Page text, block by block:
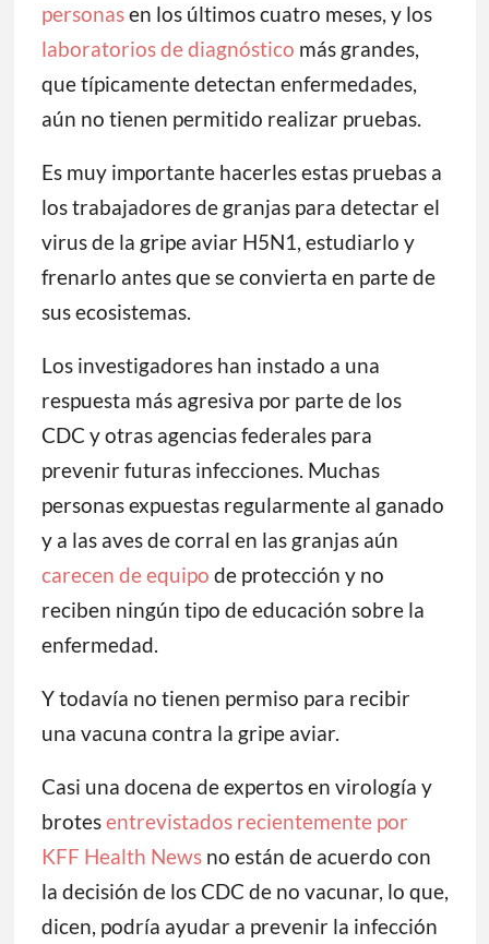
personasen los últimos cuatro meses, y los
laboratorios de diagnóstico más grandes,
que típicamente detectan enfermedades,
aún no tienen permitido realizar pruebas.
Es muy importante hacerles estas pruebas a
los trabajadores de granjas para detectar el
virus de la gripe aviar H5N1, estudiarlo y
frenarlo antes que se convierta en parte de
sus ecosistemas.
Los investigadores han instado a una
respuesta más agresiva por parte de los
CDC y otras agencias federales para
prevenir futuras infecciones. Muchas
personas expuestas regularmente al ganado
y a las aves de corral en las granjas aún
carecen de equipo de protección y no
reciben ningún tipo de educación sobre la
enfermedad.
Y todavía no tienen permiso para recibir
una vacuna contra la gripe aviar.
Casi una docena de expertos en virología y
brotesentrevistados recientemente por
KFF Health Newsno están de acuerdo con
la decisión de los CDC de no vacunar, lo que,
dicen, podría ayudar a prevenir la infección